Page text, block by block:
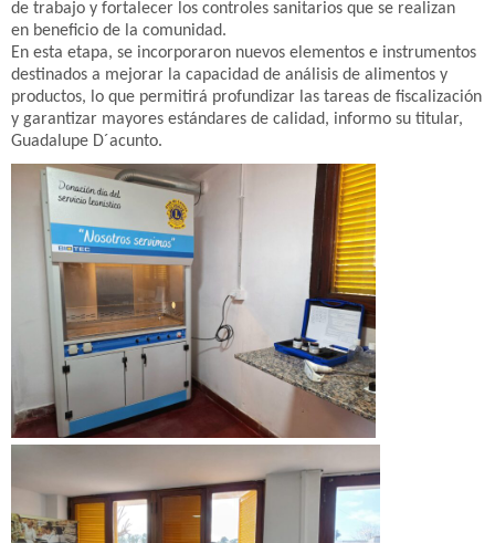
de trabajo y fortalecer los controles sanitarios que se realizan
en beneficio de la comunidad.
En esta etapa, se incorporaron nuevos elementos e instrumentos
destinados a mejorar la capacidad de análisis de alimentos y
productos, lo que permitirá profundizar las tareas de fiscalización
y garantizar mayores estándares de calidad, informo su titular,
Guadalupe D´acunto.